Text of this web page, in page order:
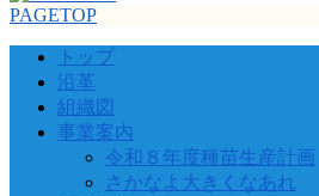
PAGETOP
トップ
沿革
組織図
事業案内
令和８年度種苗生産計画
さかなよ大きくなあれ